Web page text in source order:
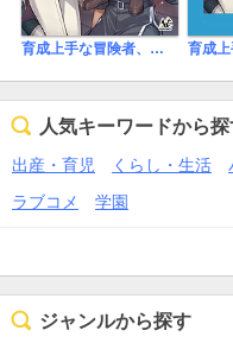
育成上手な冒険者、幼女を拾い、セカンドライフを育児に捧げる（ノヴァコミックス）
人気キーワードから
出産・育児 くらし・生活
ラブコメ
学園
ジャンルから探す